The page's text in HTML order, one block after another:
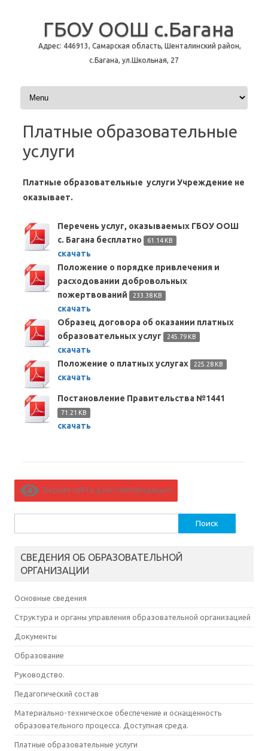
ГБОУ ООШ с.Багана
Адрес: 446913, Самарская область, Шенталинский район,
с.Багана, ул.Школьная, 27
Перейти к содержимому
Платные образовательные
услуги
Платные образовательные услуги Учреждение не
оказывает.
Перечень услуг, оказываемых ГБОУ ООШ
с. Багана бесплатно
61.14 KB
скачать
Положение о порядке привлечения и
расходовании добровольных
пожертвований
233.38 KB
скачать
Образец договора об оказании платных
образовательных услуг
245.79 KB
скачать
Положение о платных услугах
225.28 KB
скачать
Постановление Правительства №1441
71.21 KB
скачать
Версия сайта для слабовидящих
СВЕДЕНИЯ ОБ ОБРАЗОВАТЕЛЬНОЙ
ОРГАНИЗАЦИИ
Основные сведения
Структура и органы управления образовательной организацией
Документы
Образование
Руководство.
Педагогический состав
Материально-техническое обеспечение и оснащенность
образовательного процесса. Доступная среда.
Платные образовательные услуги